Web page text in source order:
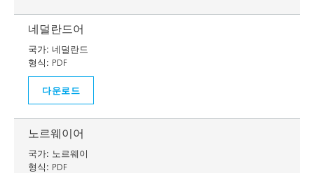
네덜란드어
국가: 네덜란드
형식: PDF
다운로드
노르웨이어
국가: 노르웨이
형식: PDF